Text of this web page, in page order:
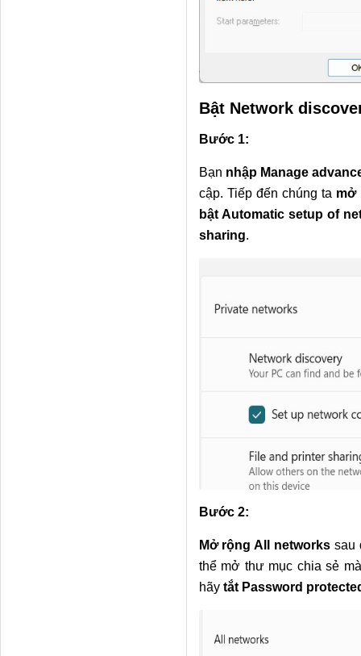
Bật Network
Bước 1:
Bạn nhập Manage
cập. Tiếp đến chúng ta mở
bật Automatic setup of
sharing.
Bước 2:
Mở rộng All networks sau
thể mở thư mục chia sẻ
hãytắt Password